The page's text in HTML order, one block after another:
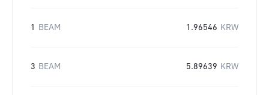
1 BEAM 1.96546 KRW
3 BEAM 5.89639 KRW